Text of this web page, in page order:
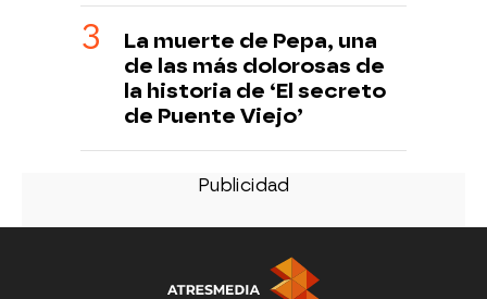
La muerte de Pepa, una
de las más dolorosas de
la historia de ‘El secreto
de Puente Viejo’